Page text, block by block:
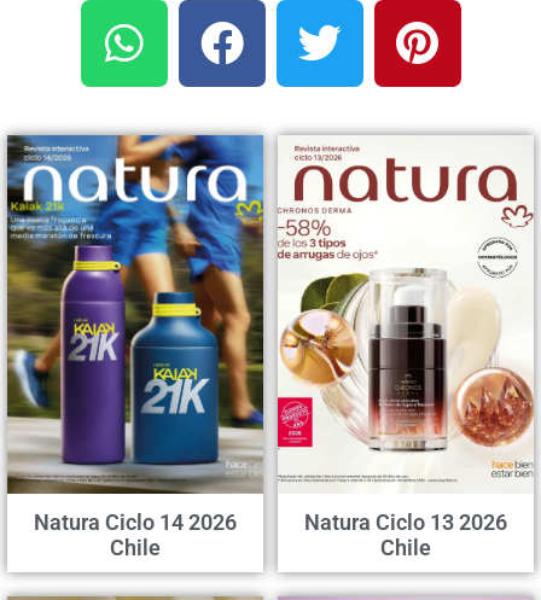
Natura Ciclo 14 2026
Chile
Natura Ciclo 13 2026
Chile